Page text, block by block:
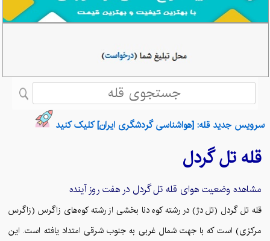
سرویس جدید قله: [هواشناسی گردشگری ایران] کلیک کنید
قلهتل گردل
مشاهده وضعیت هوای قلهتل گردل در هفت روز آینده
قله تل گردل (تل دژ) در رشته کوه دنا بخشی از رشته کوه‌های زاگرس (زاگرس
مرکزی) است که با جهت شمال غربی به جنوب شرقی امتداد یافته است. این